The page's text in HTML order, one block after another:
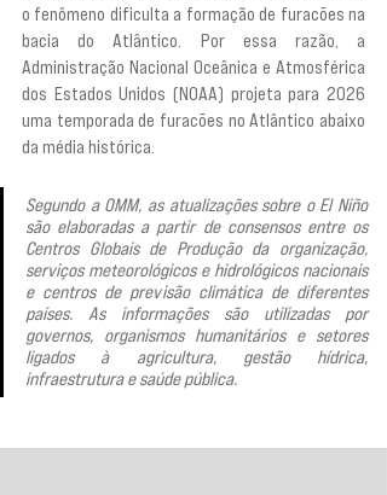
o fenômeno dificulta a formação de furacões na
bacia do Atlântico. Por essa razão, a
Administração Nacional Oceânica e Atmosférica
dos Estados Unidos (NOAA) projeta para 2026
uma temporada de furacões no Atlântico abaixo
da média histórica.
Segundo a OMM, as atualizações sobre o El Niño
são elaboradas a partir de consensos entre os
Centros Globais de Produção da organização,
serviços meteorológicos e hidrológicos nacionais
e centros de previsão climática de diferentes
países. As informações são utilizadas por
governos, organismos humanitários e setores
ligados à agricultura, gestão hídrica,
infraestrutura e saúde pública.